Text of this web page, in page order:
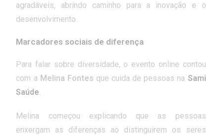
agradáveis, abrindo caminho para a inovação e o
desenvolvimento.
Marcadores sociais de diferença
Para falar sobre diversidade, o evento online contou
com a Melina Fontes que cuida de pessoas na Sami
Saúde.
Melina começou explicando que as pessoas
enxergam as diferenças ao distinguirem os seres